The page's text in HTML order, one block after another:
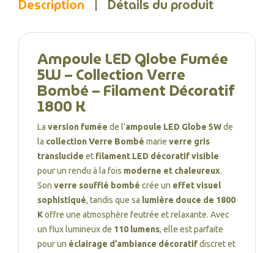
Description Détails du produit
Ampoule LED Globe Fumée
5W – Collection Verre
Bombé – Filament Décoratif
1800 K
La version fumée de l’ampoule LED Globe 5Wde
la collection Verre Bombé marie verre gris
translucide et filament LED décoratif visible
pour un rendu à la fois moderne et chaleureux.
Son verre soufflé bombé crée un effet visuel
sophistiqué, tandis que sa lumière douce de 1800
Koffre une atmosphère feutrée et relaxante. Avec
un flux lumineux de 110 lumens, elle est parfaite
pour un éclairage d’ambiance décoratifdiscret et